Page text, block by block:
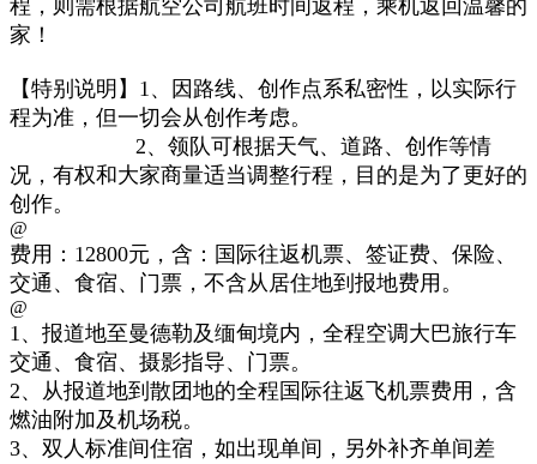
程，则需根据航空公司航班时间返程，乘机返回温馨的
家！
【特别说明】1、
因路线、创作点系私密性，以实际行
程为准， 但一切会从创作考虑。
2、 领队可根据天气、道路、创作等情
况，有权和大家商量适当调整行程，目的是为了更好的
创作。
@
费用：12800元，含：国际往返机票、签证费、保险、
交通、食宿、门票，不含从居住地到报地费用。
@
1、报道地至曼德勒及缅甸境内，全程空调大巴旅行车
交通、食宿、摄影指导、门票。
2、从报道地到散团地的全程国际往返飞机票费用，含
燃油附加及机场税。
3、双人标准间住宿，如出现单间，另外补齐单间差